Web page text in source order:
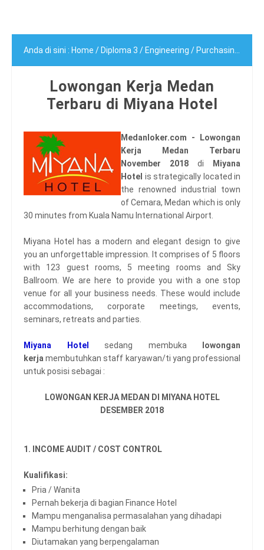
Anda di sini : Home / Diploma 3 / Engineering / Purchasing
Lowongan Kerja Medan
Terbaru di Miyana Hotel
Medanloker.com - Lowongan
Kerja Medan Terbaru
November 2018 di
Miyana
Hotel is strategically located in
the renowned industrial town
of Cemara, Medan which is only
30 minutes from Kuala Namu International Airport.
Miyana Hotel has a modern and elegant design to give
you an unforgettable impression. It comprises of 5 floors
with 123 guest rooms, 5 meeting rooms and Sky
Ballroom. We are here to provide you with a one stop
venue for all your business needs. These would include
accommodations, corporate meetings, events,
seminars, retreats and parties.
Miyana Hotel sedang membuka
lowongan
kerjamembutuhkan staff karyawan/ti yang professional
untuk posisi sebagai :
LOWONGAN KERJA MEDAN DI MIYANA HOTEL
DESEMBER 2018
1. INCOME AUDIT / COST CONTROL
Kualifikasi:
Pria / Wanita
Pernah bekerja di bagian Finance Hotel
Mampu menganalisa permasalahan yang dihadapi
Mampu berhitung dengan baik
Diutamakan yang berpengalaman